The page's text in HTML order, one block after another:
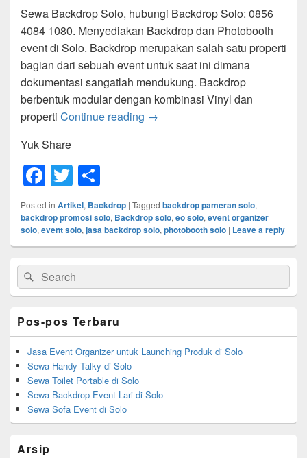
Sewa Backdrop Solo, hubungi Backdrop Solo: 0856
4084 1080. Menyediakan Backdrop dan Photobooth
event di Solo. Backdrop merupakan salah satu properti
bagian dari sebuah event untuk saat ini dimana
dokumentasi sangatlah mendukung. Backdrop
berbentuk modular dengan kombinasi Vinyl dan
properti Continue reading Sewa Backdrop Solo
→
Yuk Share
F
a
c
e
b
o
o
k
T
wi
tt
er
h
ar
e
Posted in Artikel, Backdrop | Tagged backdrop pameran solo,
backdrop promosi solo, Backdrop solo, eo solo, event organizer
solo, event solo, jasa backdrop solo, photobooth solo | Leave a reply
Primary
Sidebar
Widget
Area
Search
for:
Search
Pos-pos Terbaru
Jasa Event Organizer untuk Launching Produk di Solo
Sewa Handy Talky di Solo
Sewa Toilet Portable di Solo
Sewa Backdrop Event Lari di Solo
Sewa Sofa Event di Solo
Arsip